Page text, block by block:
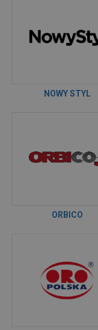
NOWY STYL
ORBICO